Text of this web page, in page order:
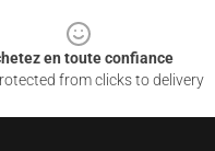
en toute confiance
from clicks to delivery